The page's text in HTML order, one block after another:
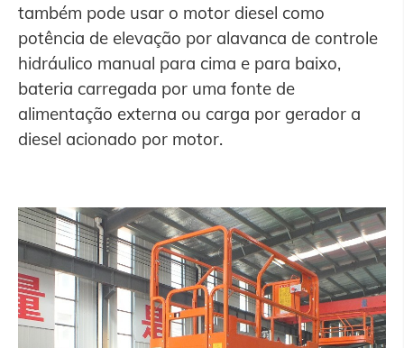
também pode usar o motor diesel como
potência de elevação por alavanca de controle
hidráulico manual para cima e para baixo,
bateria carregada por uma fonte de
alimentação externa ou carga por gerador a
diesel acionado por motor.